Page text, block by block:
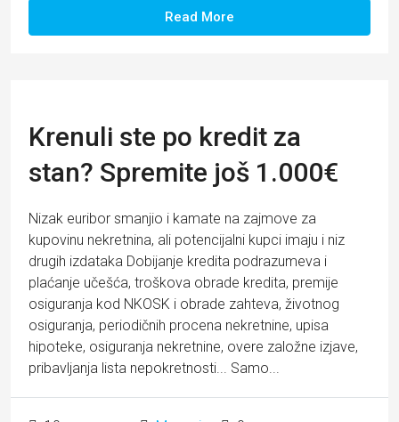
Read More
Krenuli ste po kredit za
stan? Spremite još 1.000€
Nizak euribor smanjio i kamate na zajmove za
kupovinu nekretnina, ali potencijalni kupci imaju i niz
drugih izdataka Dobijanje kredita podrazumeva i
plaćanje učešća, troškova obrade kredita, premije
osiguranja kod NKOSK i obrade zahteva, životnog
osiguranja, periodičnih procena nekretnine, upisa
hipoteke, osiguranja nekretnine, overe založne izjave,
pribavljanja lista nepokretnosti... Samo...